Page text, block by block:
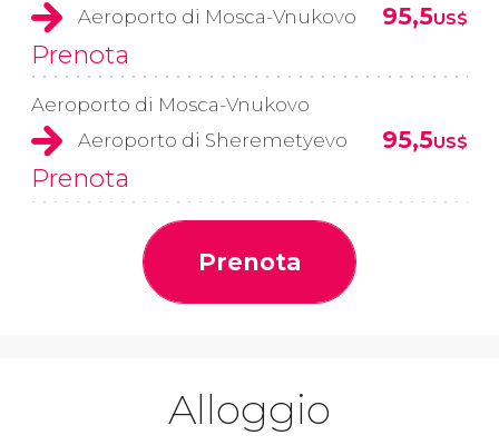
Aeroporto di Mosca-Vnukovo
95,5US$
Prenota
Aeroporto di Mosca-Vnukovo
Aeroporto di Sheremetyevo
95,5US$
Prenota
Prenota
Alloggio